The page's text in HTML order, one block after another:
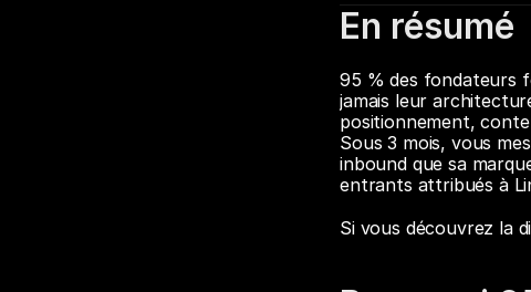
En résumé
95 % des fondateurs
jamais leur
positionnement,
Sous 3 mois, vous
inbound que sa
entrants attribués à
Si vous découvrez la